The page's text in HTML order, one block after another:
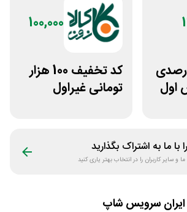
1 درصدی
اول
100,000
کد تخفیف 100 هزار
تومانی غیراول
ما به اشتراک بگذارید
سایر کاربران را در انتخاب بهتر یاری کنید
ایران سرویس شاپ